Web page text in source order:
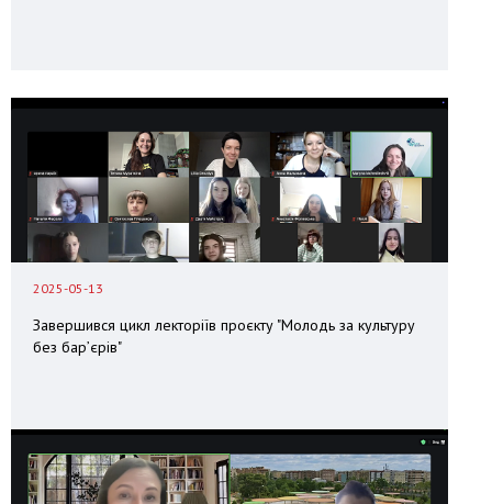
2025-05-13
Завершився цикл лекторіїв проєкту "Молодь за культуру
без бар’єрів"